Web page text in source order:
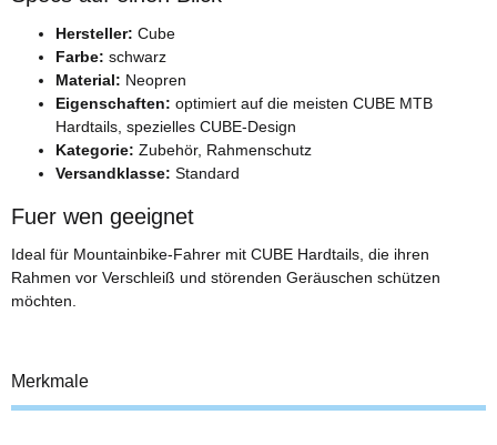
Hersteller: Cube
Farbe: schwarz
Material: Neopren
Eigenschaften: optimiert auf die meisten CUBE MTB
Hardtails, spezielles CUBE-Design
Kategorie: Zubehör, Rahmenschutz
Versandklasse: Standard
Fuer wen geeignet
Ideal für Mountainbike-Fahrer mit CUBE Hardtails, die ihren
Rahmen vor Verschleiß und störenden Geräuschen schützen
möchten.
Merkmale